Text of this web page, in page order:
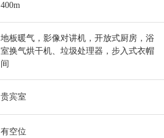
400m
地板暖气，影像对讲机，开放式厨房，浴
室换气烘干机、垃圾处理器，步入式衣帽
间
贵宾室
有空位